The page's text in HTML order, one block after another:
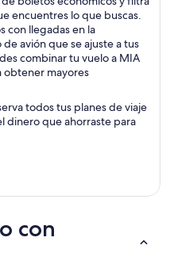
encuentres lo que buscas.
con llegadas en la
avión que se ajuste a tus
combinar tu vuelo a MIA
obtener mayores
todos tus planes de viaje
dinero que ahorraste para
con